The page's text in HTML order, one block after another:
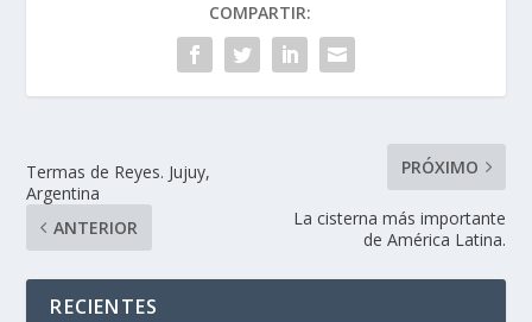
COMPARTIR:
Termas de Reyes. Jujuy,
Argentina
ANTERIOR
PRÓXIMO
La cisterna más importante
de América Latina.
RECIENTES